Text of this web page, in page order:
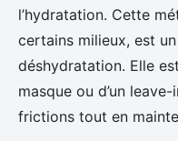
l’hydratation. Cette
certains milieux, est
déshydratation. Elle
masque ou d’un
frictions tout en